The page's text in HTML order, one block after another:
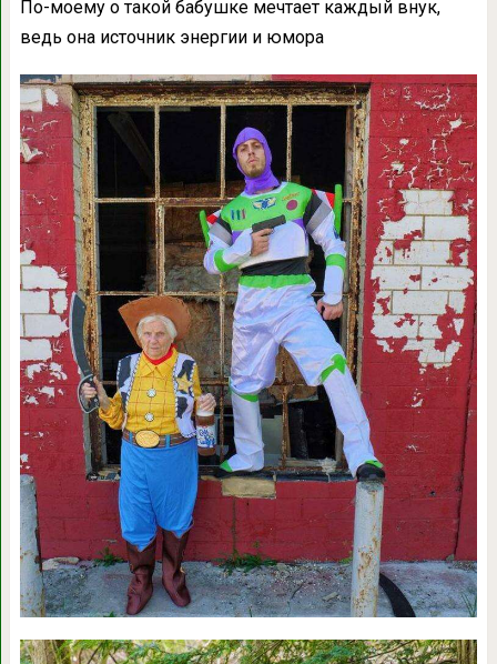
По-моему о такой бабушке мечтает каждый внук,
ведь она источник энергии и юмора